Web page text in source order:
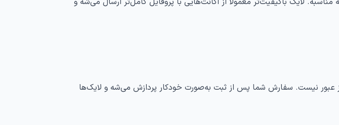
عبور نیست. سفارش شما پس از ثبت به‌صورت خودکار پردازش می‌شه و لایک‌ها